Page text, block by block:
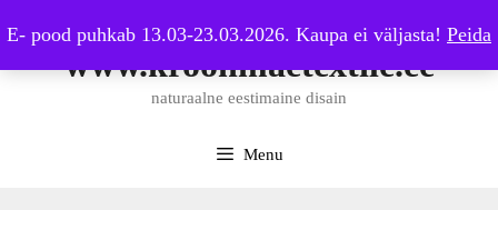
E- pood puhkab 13.03-23.03.2026. Kaupa ei väljasta! Peida
to
content www.kroonmaetextile.ee
naturaalne eestimaine disain
Menu